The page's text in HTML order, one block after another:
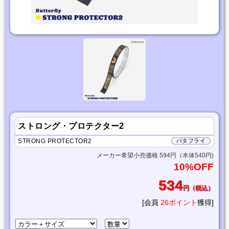
ストロング・プロテクター2
バタフライ
STRONG PROTECTOR2
メーカー希望小売価格 594円（本体540円)
10%OFF
534円（税込）
[会員 26ポイント獲得]